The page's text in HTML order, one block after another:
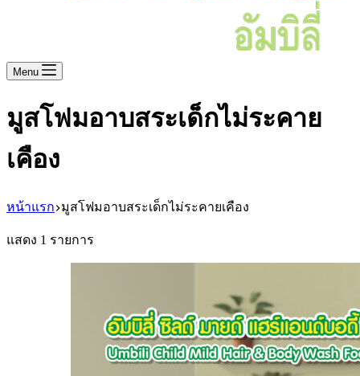
Menu
มูสโฟมอาบสระเด็กไม่ระคาย
เคือง
หน้าแรก มูสโฟมอาบสระเด็กไม่ระคายเคือง
แสดง 1 รายการ